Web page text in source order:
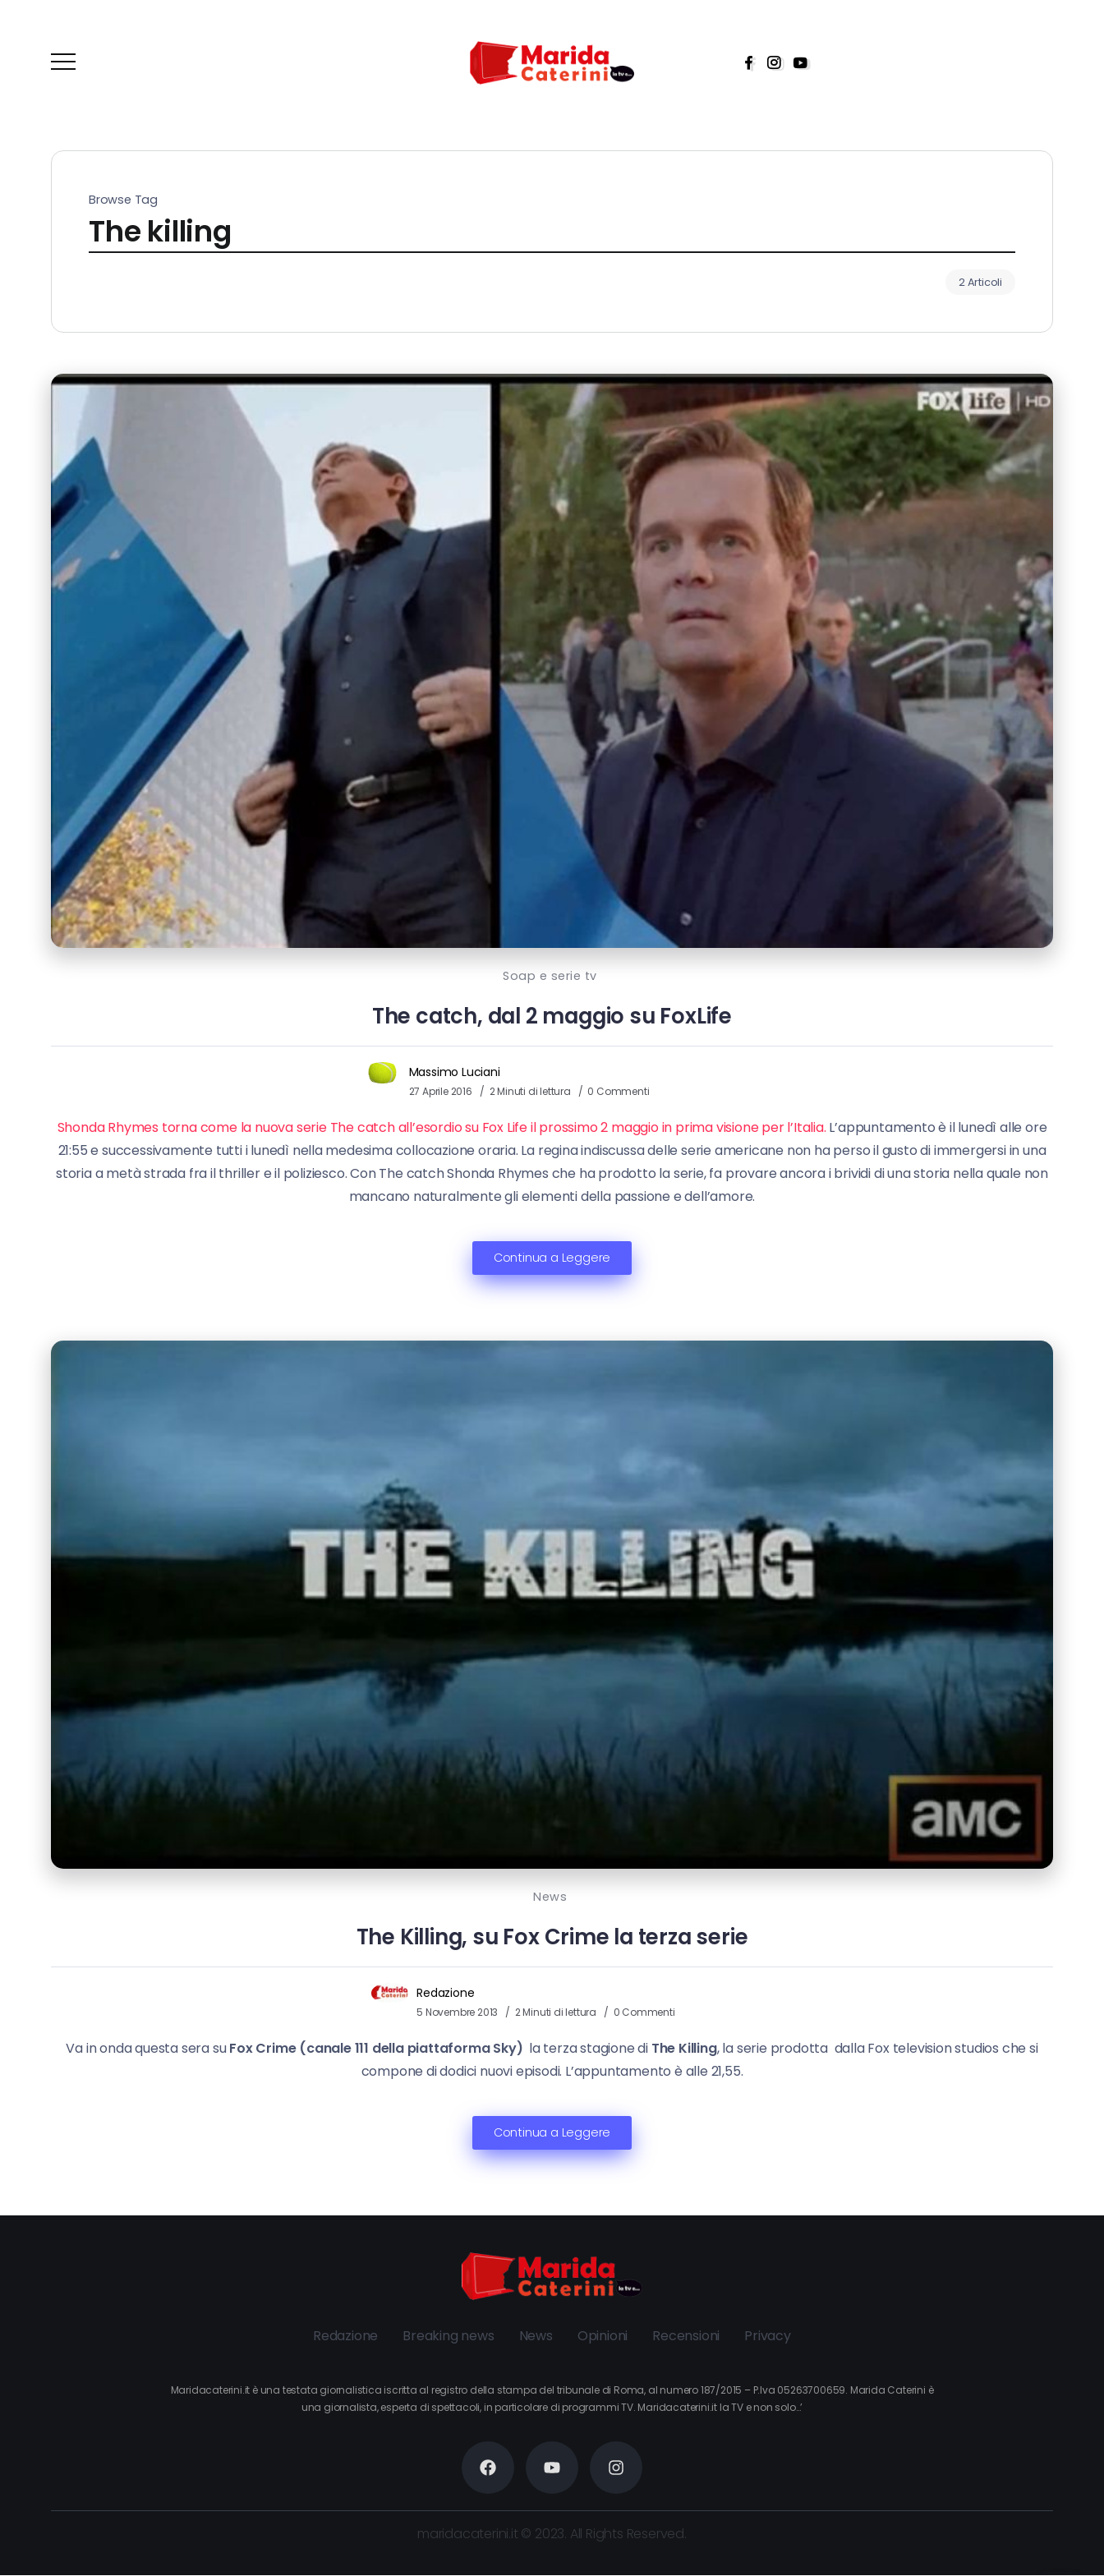
Browse Tag
The killing
2 Articoli
Soap e serie tv
The catch, dal 2 maggio su FoxLife
Massimo Luciani
27 Aprile 2016 2 Minuti di lettura 0 Commenti
Shonda Rhymes torna come la nuova serie The catch all’esordio su Fox Life il prossimo 2 maggio in prima visione per l’Italia. L’appuntamento è il lunedì alle ore
21:55 e successivamente tutti i lunedì nella medesima collocazione oraria. La regina indiscussa delle serie americane non ha perso il gusto di immergersi in una
storia a metà strada fra il thriller e il poliziesco. Con The catch Shonda Rhymes che ha prodotto la serie, fa provare ancora i brividi di una storia nella quale non
mancano naturalmente gli elementi della passione e dell’amore.
Continua a Leggere
News
The Killing, su Fox Crime la terza serie
Redazione
5 Novembre 2013 2 Minuti di lettura 0 Commenti
Va in onda questa sera suFox Crime (canale 111 della piattaforma Sky) la terza stagione di The Killing, la serie prodotta dalla Fox television studios che si
compone di dodici nuovi episodi. L’appuntamento è alle 21,55.
Continua a Leggere
Redazione Breaking news News Opinioni Recensioni Privacy
Maridacaterini.it è una testata giornalistica iscritta al registro della stampa del tribunale di Roma, al numero 187/2015 – P.Iva 05263700659. Marida Caterini è
una giornalista, esperta di spettacoli, in particolare di programmi TV. Maridacaterini.it la TV e non solo…’
maridacaterini.it © 2023. All Rights Reserved.